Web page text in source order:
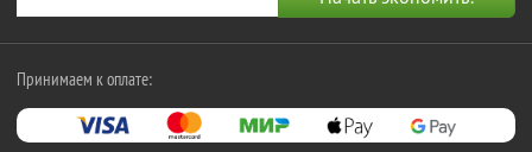
Принимаем к оплате: